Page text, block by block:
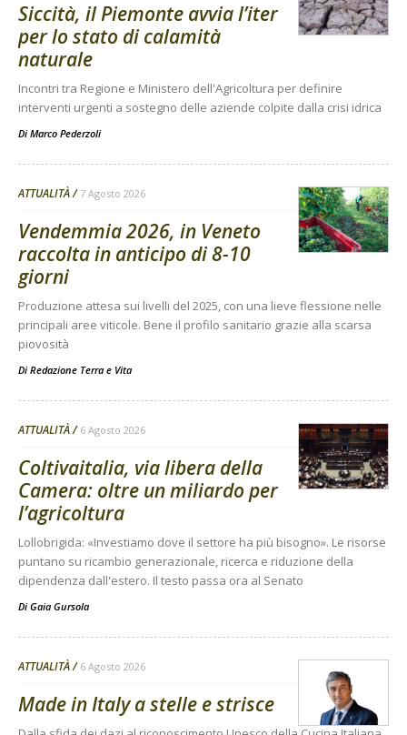
Siccità, il Piemonte avvia l’iter
per lo stato di calamità
naturale
Incontri tra Regione e Ministero dell'Agricoltura per definire
interventi urgenti a sostegno delle aziende colpite dalla crisi idrica
Di Marco Pederzoli
ATTUALITÀ 7 Agosto 2026
Vendemmia 2026, in Veneto
raccolta in anticipo di 8-10
giorni
Produzione attesa sui livelli del 2025, con una lieve flessione nelle
principali aree viticole. Bene il profilo sanitario grazie alla scarsa
piovosità
Di Redazione Terra e Vita
ATTUALITÀ 6 Agosto 2026
Coltivaitalia, via libera della
Camera: oltre un miliardo per
l’agricoltura
Lollobrigida: «Investiamo dove il settore ha più bisogno». Le risorse
puntano su ricambio generazionale, ricerca e riduzione della
dipendenza dall'estero. Il testo passa ora al Senato
Di Gaia Gursola
ATTUALITÀ 6 Agosto 2026
Made in Italy a stelle e strisce